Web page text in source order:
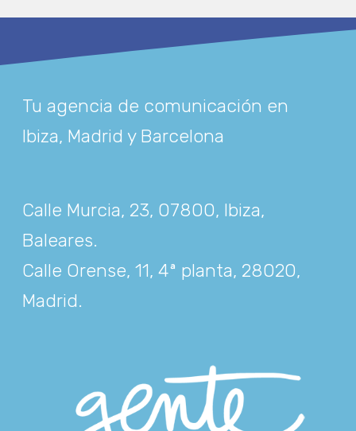
Tu agencia de comunicación en
Ibiza, Madrid y Barcelona
Calle Murcia, 23, 07800, Ibiza,
Baleares.
Calle Orense, 11, 4ª planta, 28020,
Madrid.